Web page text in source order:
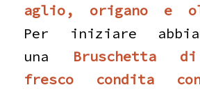
aglio, origano e
Per iniziare
una Bruschetta di
fresco condita